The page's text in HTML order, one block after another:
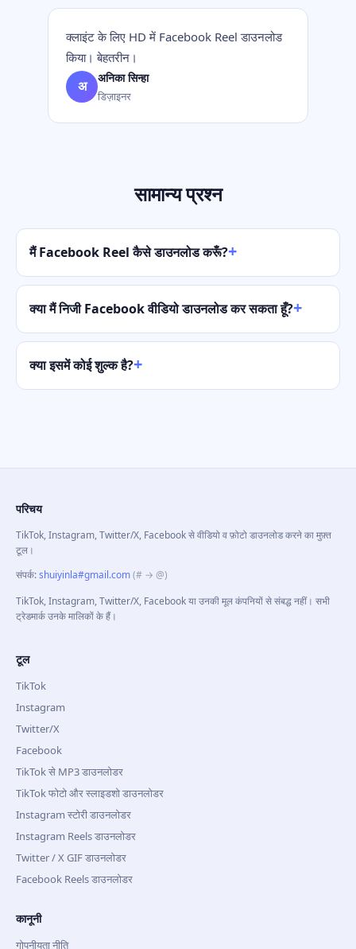
क्लाइंट के लिए HD में Facebook Reel डाउनलोड
किया। बेहतरीन।
अ अनिका सिन्हा
डिज़ाइनर
सामान्य प्रश्न
मैं Facebook Reel कैसे डाउनलोड करूँ?
क्या मैं निजी Facebook वीडियो डाउनलोड कर सकता हूँ?
क्या इसमें कोई शुल्क है?
परिचय
TikTok, Instagram, Twitter/X, Facebook से वीडियो व फ़ोटो डाउनलोड करने का मुफ़्त
टूल।
संपर्क:shuiyinla#gmail.com(# → @)
TikTok, Instagram, Twitter/X, Facebook या उनकी मूल कंपनियों से संबद्ध नहीं। सभी
ट्रेडमार्क उनके मालिकों के हैं।
टूल
TikTok
Instagram
Twitter/X
Facebook
TikTok से MP3 डाउनलोडर
TikTok फोटो और स्लाइडशो डाउनलोडर
Instagram स्टोरी डाउनलोडर
Instagram Reels डाउनलोडर
Twitter / X GIF डाउनलोडर
Facebook Reels डाउनलोडर
कानूनी
गोपनीयता नीति